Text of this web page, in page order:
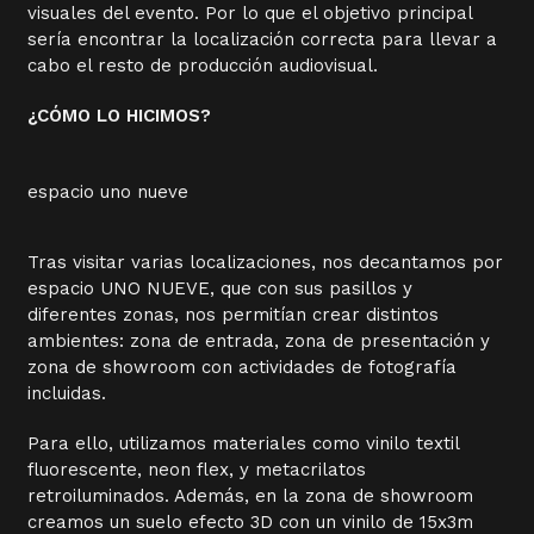
visuales del evento. Por lo que el objetivo principal
sería encontrar la localización correcta para llevar a
cabo el resto de producción audiovisual.
¿CÓMO LO HICIMOS?
espacio uno nueve
Tras visitar varias localizaciones, nos decantamos por
espacio UNO NUEVE, que con sus pasillos y
diferentes zonas, nos permitían crear distintos
ambientes: zona de entrada, zona de presentación y
zona de showroom con actividades de fotografía
incluidas.
Para ello, utilizamos materiales como vinilo textil
fluorescente, neon flex, y metacrilatos
retroiluminados. Además, en la zona de showroom
creamos un suelo efecto 3D con un vinilo de 15x3m